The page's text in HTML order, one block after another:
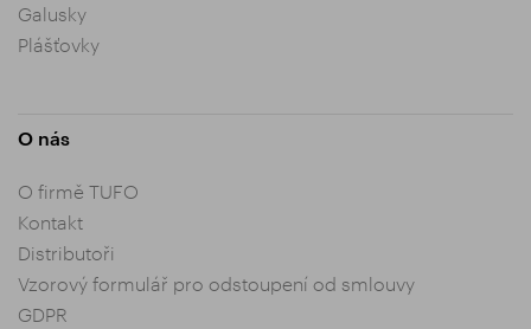
Galusky
Plášťovky
O nás
O firmě TUFO
Kontakt
Distributoři
Vzorový formulář pro odstoupení od smlouvy
GDPR